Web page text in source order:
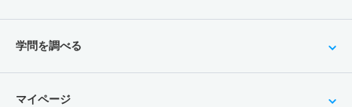
学問を調べる
マイページ